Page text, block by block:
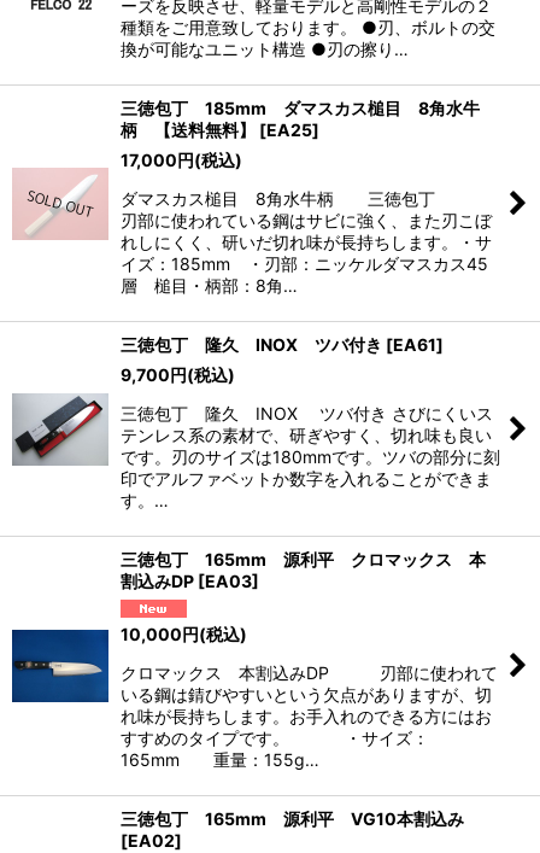
ーズを反映させ、軽量モデルと高剛性モデルの２
種類をご用意致しております。 ●刃、ボルトの交
換が可能なユニット構造 ●刃の擦り…
三徳包丁 185mm ダマスカス槌目 8角水牛
柄 【送料無料】
[EA25]
17,000円(税込)
ダマスカス槌目 8角水牛柄 三徳包丁
刃部に使われている鋼はサビに強く、また刃こぼ
れしにくく、研いだ切れ味が長持ちします。・サ
イズ：185mm ・刃部：ニッケルダマスカス45
層 槌目・柄部：8角…
三徳包丁 隆久 INOX ツバ付き [EA61]
9,700円(税込)
三徳包丁 隆久 INOX ツバ付き さびにくいス
テンレス系の素材で、研ぎやすく、切れ味も良い
です。刃のサイズは180mmです。ツバの部分に刻
印でアルファベットか数字を入れることができま
す。…
三徳包丁 165mm 源利平 クロマックス 本
割込みDP [EA03]
10,000円(税込)
クロマックス 本割込みDP 刃部に使われて
いる鋼は錆びやすいという欠点がありますが、切
れ味が長持ちします。お手入れのできる方にはお
すすめのタイプです。 ・サイズ：
165mm 重量：155g…
三徳包丁 165mm 源利平 VG10本割込み
[EA02]